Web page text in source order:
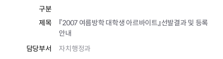
구분
제목
『2007 여름방학 대학생 아르바이트』선발결과 및 등록
안내
담당부서
자치행정과